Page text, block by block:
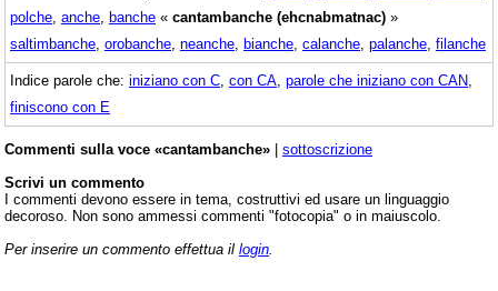
polche anche banche « cantambanche (ehcnabmatnac) »
saltimbanche orobanche neanche bianche calanche palanche filanche
Indice parole che: iniziano con C con CA parole che iniziano con CAN
finiscono con E
Commenti sulla voce «cantambanche» | sottoscrizione
Scrivi un commento
I commenti devono essere in tema, costruttivi ed usare un linguaggio
decoroso. Non sono ammessi commenti "fotocopia" o in maiuscolo.
Per inserire un commento effettua il login